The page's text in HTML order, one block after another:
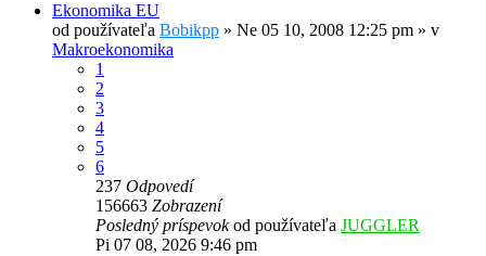
Ekonomika EU
od používateľa Bobikpp » Ne 05 10, 2008 12:25 pm » v
Makroekonomika
1
2
3
4
5
6
237 Odpovedí
156663 Zobrazení
Posledný príspevokod používateľa JUGGLER
Pi 07 08, 2026 9:46 pm